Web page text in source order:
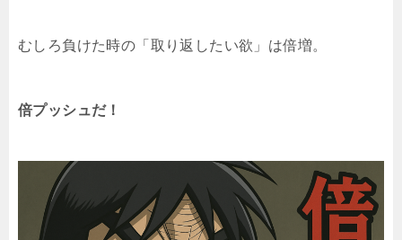
むしろ負けた時の「取り返したい欲」は倍増。
倍プッシュだ！